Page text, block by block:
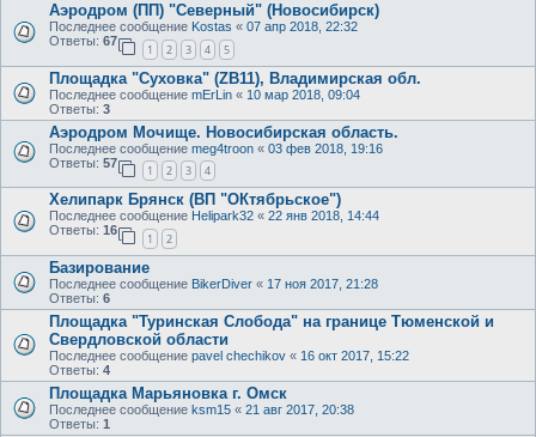
Аэродром (ПП) "Северный" (Новосибирск)
Последнее сообщение Kostas « 07 апр 2018, 22:32
Ответы: 67
1 2 3 4 5
Площадка "Суховка" (ZB11), Владимирская обл.
Последнее сообщение mErLin « 10 мар 2018, 09:04
Ответы: 3
Аэродром Мочище. Новосибирская область.
Последнее сообщение meg4troon « 03 фев 2018, 19:16
Ответы: 57
1 2 3 4
Хелипарк Брянск (ВП "ОКтябрьское")
Последнее сообщение Helipark32 « 22 янв 2018, 14:44
Ответы: 16
1 2
Базирование
Последнее сообщение BikerDiver « 17 ноя 2017, 21:28
Ответы: 6
Площадка "Туринская Слобода" на границе Тюменской и
Свердловской области
Последнее сообщение pavel chechikov « 16 окт 2017, 15:22
Ответы: 4
Площадка Марьяновка г. Омск
Последнее сообщение ksm15 « 21 авг 2017, 20:38
Ответы: 1